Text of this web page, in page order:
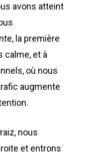
avons atteint
la première
calme, et à
où nous
augmente
nous
et entrons